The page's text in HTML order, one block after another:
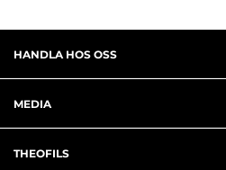
HANDLA HOS OSS
MEDIA
THEOFILS